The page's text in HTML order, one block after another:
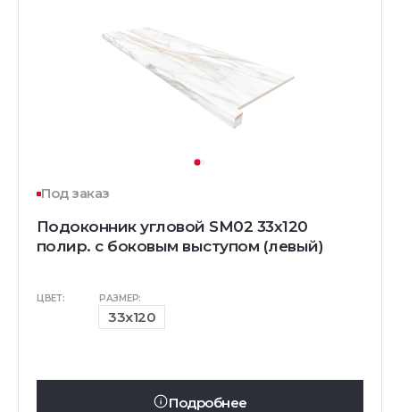
Под заказ
Подоконник угловой SM02 33х120
полир. с боковым выступом (левый)
ЦВЕТ: РАЗМЕР:
33x120
Подробнее